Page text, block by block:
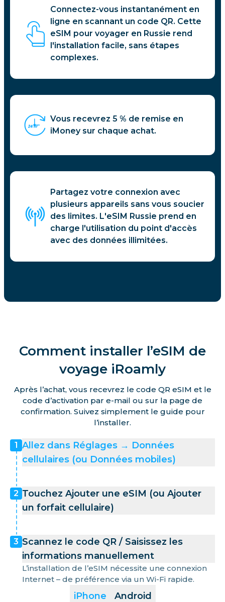
Connectez-vous instantanément en
ligne en scannant un code QR. Cette
eSIM pour voyager en Russie rend
l'installation facile, sans étapes
complexes.
Vous recevrez 5 % de remise en
iMoney sur chaque achat.
Partagez votre connexion avec
plusieurs appareils sans vous soucier
des limites. L'eSIM Russie prend en
charge l'utilisation du point d'accès
avec des données illimitées.
Comment installer l’eSIM de
voyage iRoamly
Après l’achat, vous recevrez le code QR eSIM et le
code d’activation par e-mail ou sur la page de
confirmation. Suivez simplement le guide pour
l’installer.
iPhone Android
1 Allez dans Réglages → Données
cellulaires (ou Données mobiles)
2 Touchez Ajouter une eSIM (ou Ajouter
un forfait cellulaire)
3 Scannez le code QR / Saisissez les
informations manuellement
L’installation de l’eSIM nécessite une connexion
Internet – de préférence via un Wi-Fi rapide.